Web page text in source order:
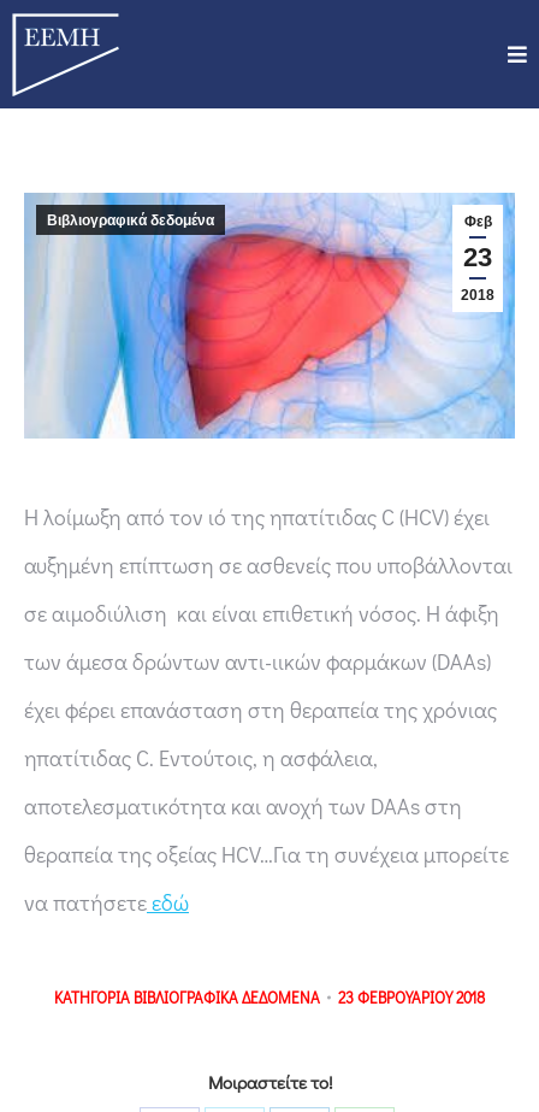
Φεβ
23
2018
Βιβλιογραφικά δεδομένα
Η λοίμωξη από τον ιό της ηπατίτιδας C (HCV) έχει
αυξημένη επίπτωση σε ασθενείς που υποβάλλονται
σε αιμοδιύλιση και είναι επιθετική νόσος. Η άφιξη
των άμεσα δρώντων αντι-ιικών φαρμάκων (DAAs)
έχει φέρει επανάσταση στη θεραπεία της χρόνιας
ηπατίτιδας C. Εντούτοις, η ασφάλεια,
αποτελεσματικότητα και ανοχή των DAAs στη
θεραπεία της οξείας HCV…Για τη συνέχεια μπορείτε
να πατήσετεεδώ
ΚΑΤΗΓΟΡΙΑ ΒΙΒΛΙΟΓΡΑΦΙΚΑ ΔΕΔΟΜΕΝΑ 23 ΦΕΒΡΟΥΑΡΙΟΥ 2018
Μοιραστείτε το!